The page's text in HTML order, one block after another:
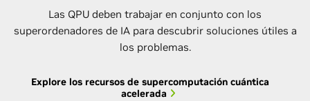
Las QPU deben trabajar en conjunto con los
superordenadores de IA para descubrir soluciones útiles a
los problemas.
Explore los recursos de supercomputación cuántica
acelerada